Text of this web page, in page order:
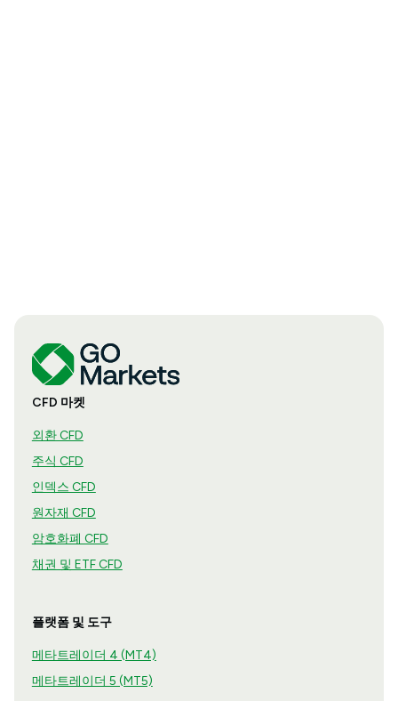
CFD 마켓
외환 CFD
주식 CFD
인덱스 CFD
원자재 CFD
암호화폐 CFD
채권 및 ETF CFD
플랫폼 및 도구
메타트레이더 4 (MT4)
메타트레이더 5 (MT5)